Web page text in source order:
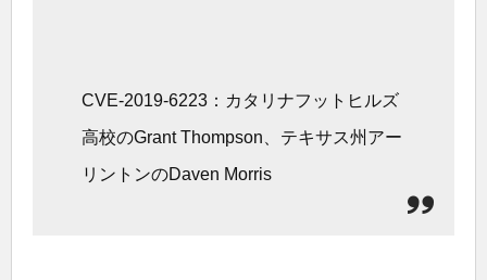
CVE-2019-6223：カタリナフットヒルズ
高校のGrant Thompson、テキサス州アー
リントンのDaven Morris